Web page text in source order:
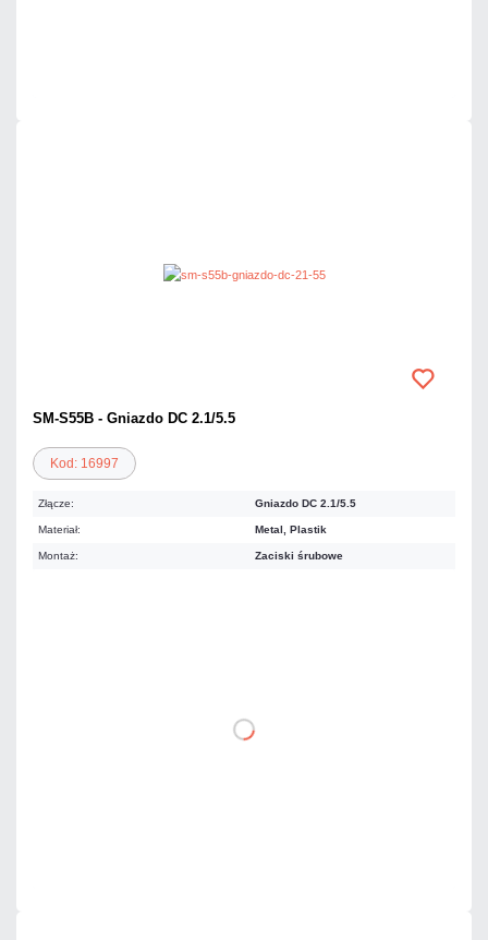
SM-S55B - Gniazdo DC 2.1/5.5
Kod: 16997
Złącze: Gniazdo DC 2.1/5.5
Materiał: Metal, Plastik
Montaż: Zaciski śrubowe
DO KOSZYKA